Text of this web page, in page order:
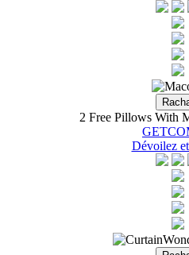
2 Free Pillows With
Dévoilez